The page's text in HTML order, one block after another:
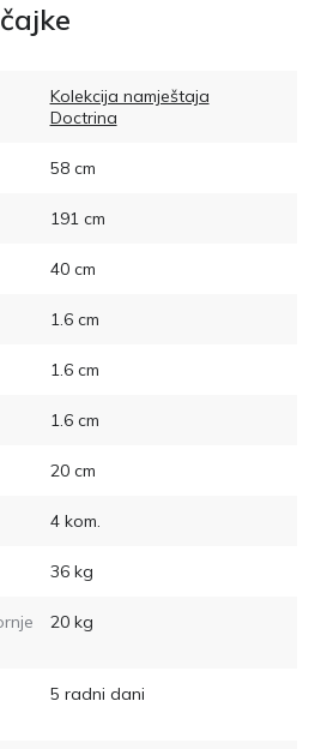
Kolekcija namještaja
Doctrina
58cm
191cm
40cm
1.6cm
1.6cm
1.6cm
20cm
4kom.
36kg
20kg
5 radni dani